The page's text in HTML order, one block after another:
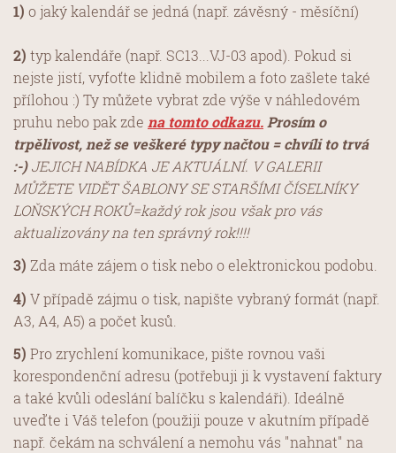
1) o jaký kalendář se jedná (např. závěsný - měsíční)
2) typ kalendáře (např. SC13...VJ-03 apod). Pokud si
nejste jistí, vyfoťte klidně mobilem a foto zašlete také
přílohou :) Ty můžete vybrat zde výše v náhledovém
pruhu nebo pak zde na tomto odkazu. Prosím o
trpělivost, než se veškeré typy načtou = chvíli to trvá
:-)JEJICH NABÍDKA JE AKTUÁLNÍ. V GALERII
MŮŽETE VIDĚT ŠABLONY SE STARŠÍMI ČÍSELNÍKY
LOŇSKÝCH ROKŮ=každý rok jsou však pro vás
aktualizovány na ten správný rok!!!!
3) Zda máte zájem o tisk nebo o elektronickou podobu.
4) V případě zájmu o tisk, napište vybraný formát (např.
A3, A4, A5) a počet kusů.
5) Pro zrychlení komunikace, pište rovnou vaši
korespondenční adresu (potřebuji ji k vystavení faktury
a také kvůli odeslání balíčku s kalendáři). Ideálně
uveďte i Váš telefon (použiji pouze v akutním případě
např. čekám na schválení a nemohu vás "nahnat" na